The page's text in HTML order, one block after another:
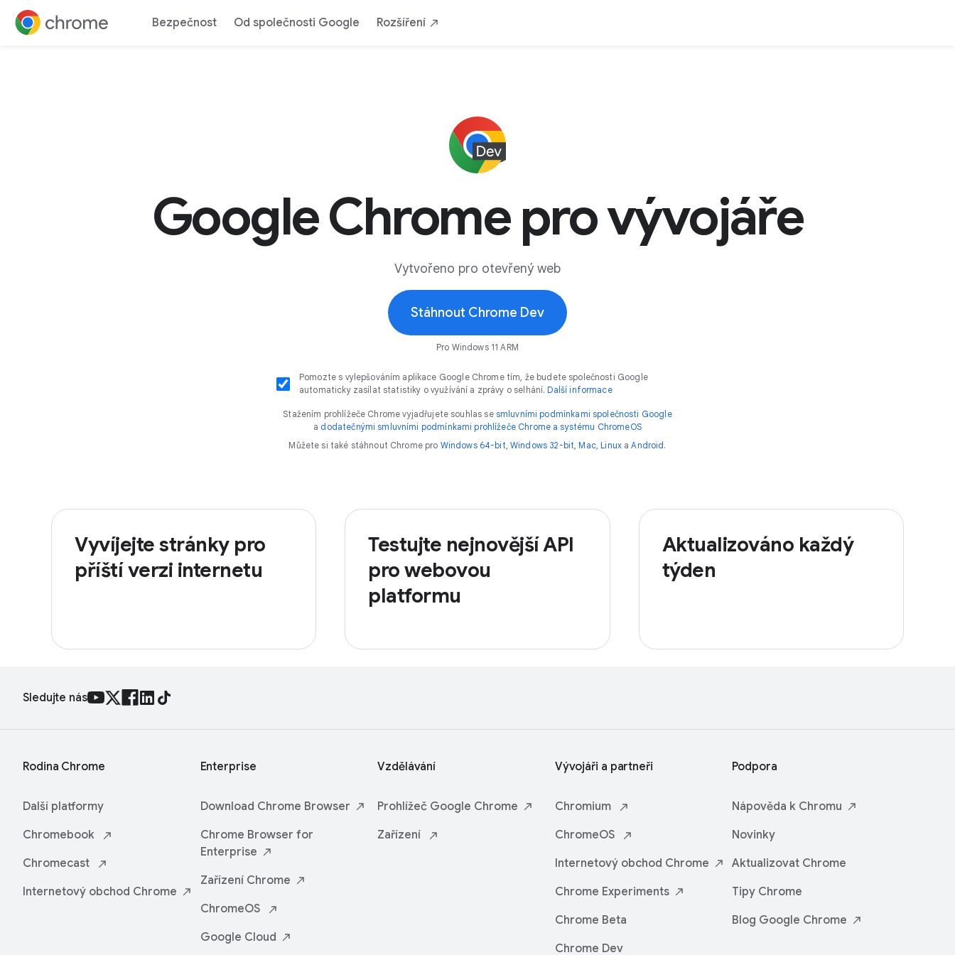
Bezpečnost Od společnosti Google Rozšíření
Google Chrome pro vývojáře
Vytvořeno pro otevřený web
Stáhnout Chrome Dev
Pro Windows 11 ARM
Pomozte s vylepšováním aplikace Google Chrome tím, že budete společnosti Google
automaticky zasílat statistiky o využívání a zprávy o selhání. Další informace
Stažením prohlížeče Chrome vyjadřujete souhlas se smluvními podmínkami společnosti Google
a dodatečnými smluvními podmínkami prohlížeče Chrome a systému ChromeOS
Můžete si také stáhnout Chrome pro Windows 64-bit,Windows 32-bit, Mac, LinuxaAndroid .
Vyvíjejte stránky pro
příští verzi internetu
Testujte nejnovější API
pro webovou
platformu
Aktualizováno každý
týden
Sledujte nás
Rodina Chrome
Další platformy
Chromebook
Chromecast
Internetový obchod Chrome
Enterprise
Download Chrome Browser
Chrome Browser for
Enterprise
Zařízení Chrome
ChromeOS
Google Cloud
Vzdělávání
Prohlížeč Google Chrome
Zařízení
Vývojáři a partneři
Chromium
ChromeOS
Internetový obchod Chrome
Chrome Experiments
Chrome Beta
Chrome Dev
Podpora
Nápověda k Chromu
Novinky
Aktualizovat Chrome
Tipy Chrome
Blog Google Chrome